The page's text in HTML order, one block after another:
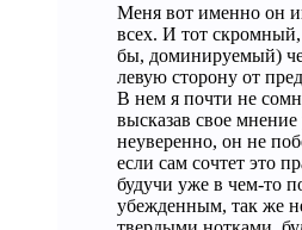
Меня вот именно он
всех. И тот скромный,
бы, доминируемый)
левую сторону от
В нем я почти не
высказав свое
неуверенно, он не
если сам сочтет это
будучи уже в чем-то
убежденным, так же